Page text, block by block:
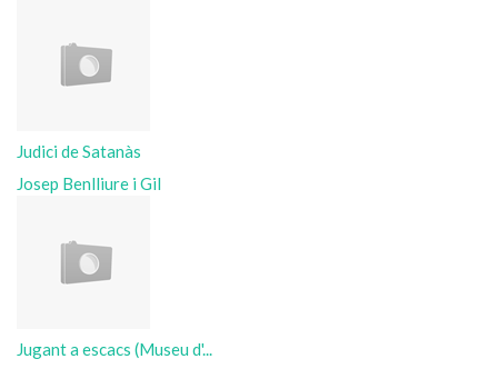
Judici de Satanàs
Josep Benlliure i Gil
Jugant a escacs (Museu d'...